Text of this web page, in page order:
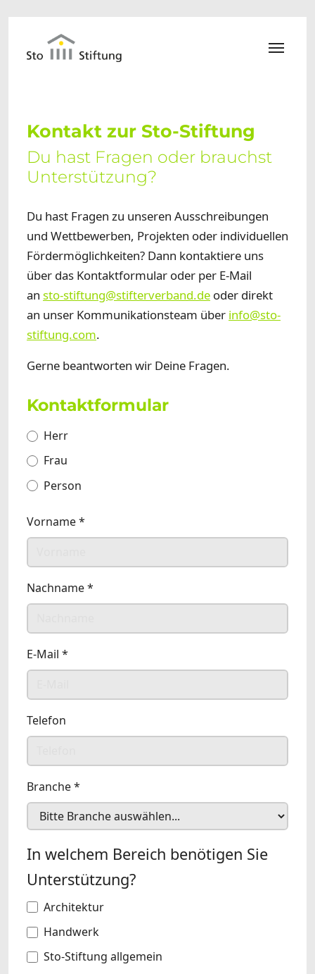
Kontakt zur Sto-Stiftung
Du hast Fragen oder brauchst
Unterstützung?
Du hast Fragen zu unseren Ausschreibungen
und Wettbewerben, Projekten oder individuellen
Fördermöglichkeiten? Dann kontaktiere uns
über das Kontaktformular oder per E-Mail
an sto-stiftung@stifterverband.de oder direkt
an unser Kommunikationsteam über info@sto-
stiftung.com.
Gerne beantworten wir Deine Fragen.
Kontaktformular
Anrede
Herr
Frau
Person
Vorname*
Nachname*
E-Mail *
Telefon
Branche*
In welchem Bereich benötigen Sie
Unterstützung?
Architektur
Handwerk
Sto-Stiftung allgemein